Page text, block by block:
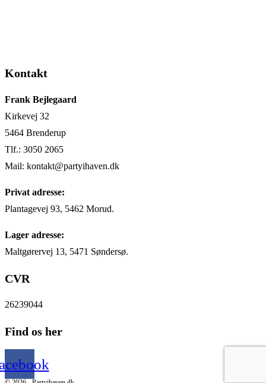
Kontakt
Frank Bejlegaard
Kirkevej 32
5464 Brenderup
Tlf.: 3050 2065
Mail: kontakt@partyihaven.dk
Privat adresse:
Plantagevej 93, 5462 Morud.
Lager adresse:
Maltgørervej 13, 5471 Søndersø.
CVR
26239044
Find os her